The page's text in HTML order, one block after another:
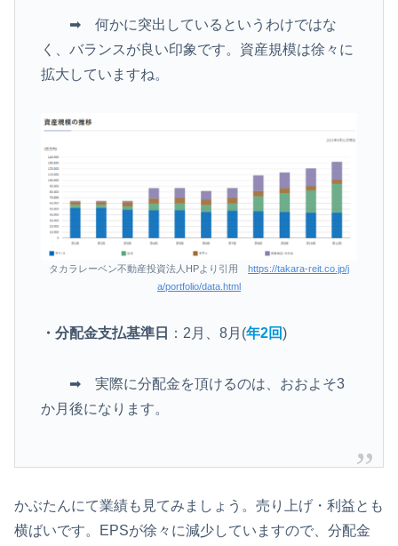
➡ 何かに突出しているというわけではな
く、バランスが良い印象です。資産規模は徐々に
拡大していますね。
タカラレーベン不動産投資法人HPより引用 https://takara-reit.co.jp/j
a/portfolio/data.html
・分配金支払基準日 ：2月、8月(年2回)
➡ 実際に分配金を頂けるのは、おおよそ3
か月後になります。
かぶたんにて業績も見てみましょう。売り上げ・利益とも
横ばいです。EPSが徐々に減少していますので、分配金